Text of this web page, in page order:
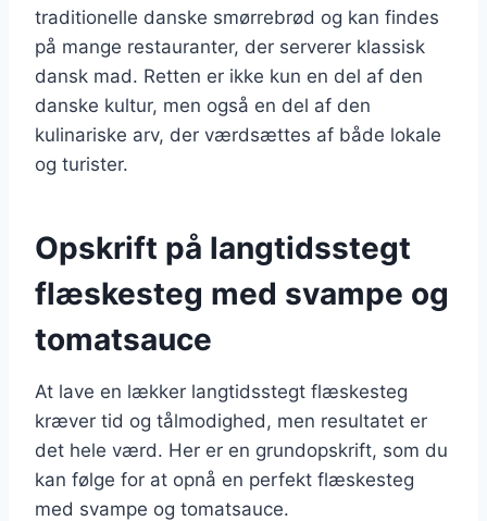
traditionelle danske smørrebrød og kan findes
på mange restauranter, der serverer klassisk
dansk mad. Retten er ikke kun en del af den
danske kultur, men også en del af den
kulinariske arv, der værdsættes af både lokale
og turister.
Opskrift på langtidsstegt
flæskesteg med svampe og
tomatsauce
At lave en lækker langtidsstegt flæskesteg
kræver tid og tålmodighed, men resultatet er
det hele værd. Her er en grundopskrift, som du
kan følge for at opnå en perfekt flæskesteg
med svampe og tomatsauce.